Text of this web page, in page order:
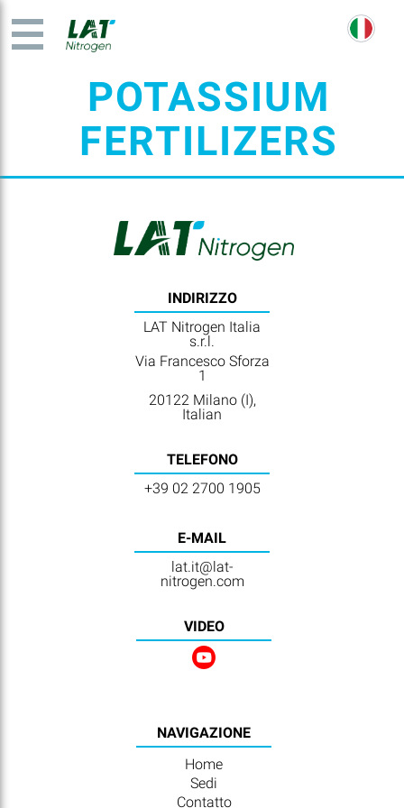
POTASSIUM
FERTILIZERS
INDIRIZZO
LAT Nitrogen Italia
s.r.l.
Via Francesco Sforza
1
20122 Milano (I),
Italian
TELEFONO
+39 02 2700 1905
E-MAIL
lat.it@lat-
nitrogen.com
VIDEO
NAVIGAZIONE
Home
Sedi
Contatto